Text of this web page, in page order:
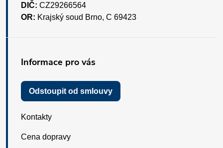
DIČ: CZ29266564
OR: Krajský soud Brno, C 69423
Informace pro vás
Odstoupit od smlouvy
Kontakty
Cena dopravy